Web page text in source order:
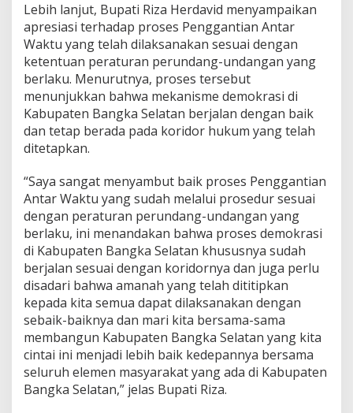
Lebih lanjut, Bupati Riza Herdavid menyampaikan
apresiasi terhadap proses Penggantian Antar
Waktu yang telah dilaksanakan sesuai dengan
ketentuan peraturan perundang-undangan yang
berlaku. Menurutnya, proses tersebut
menunjukkan bahwa mekanisme demokrasi di
Kabupaten Bangka Selatan berjalan dengan baik
dan tetap berada pada koridor hukum yang telah
ditetapkan.
“Saya sangat menyambut baik proses Penggantian
Antar Waktu yang sudah melalui prosedur sesuai
dengan peraturan perundang-undangan yang
berlaku, ini menandakan bahwa proses demokrasi
di Kabupaten Bangka Selatan khususnya sudah
berjalan sesuai dengan koridornya dan juga perlu
disadari bahwa amanah yang telah dititipkan
kepada kita semua dapat dilaksanakan dengan
sebaik-baiknya dan mari kita bersama-sama
membangun Kabupaten Bangka Selatan yang kita
cintai ini menjadi lebih baik kedepannya bersama
seluruh elemen masyarakat yang ada di Kabupaten
Bangka Selatan,” jelas Bupati Riza.